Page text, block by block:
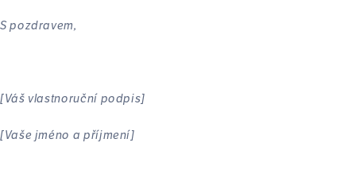
S pozdravem,
[Váš vlastnoruční podpis]
[Vaše jméno a příjmení]